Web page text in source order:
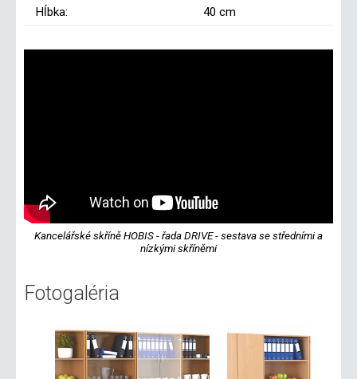
Hĺbka:
40 cm
Kancelářské skříně HOBIS - řada DRIVE - sestava se středními a
nízkými skříněmi
Fotogaléria